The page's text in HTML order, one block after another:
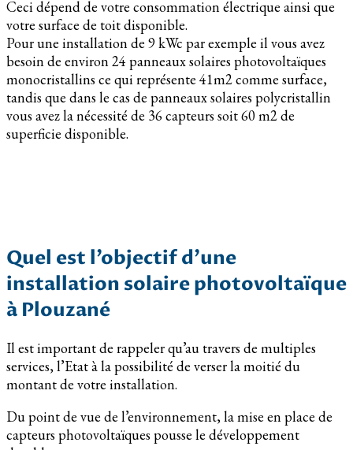
Ceci dépend de votre consommation électrique ainsi que
votre surface de toit disponible.
Pour une installation de 9 kWc par exemple il vous avez
besoin de environ 24 panneaux solaires photovoltaïques
monocristallins ce qui représente 41m2 comme surface,
tandis que dans le cas de panneaux solaires polycristallin
vous avez la nécessité de 36 capteurs soit 60 m2 de
superficie disponible.
Quel est l’objectif d’une
installation solaire photovoltaïque
à Plouzané
Il est important de rappeler qu’au travers de multiples
services, l’Etat à la possibilité de verser la moitié du
montant de votre installation.
Du point de vue de l’environnement, la mise en place de
capteurs photovoltaïques pousse le développement